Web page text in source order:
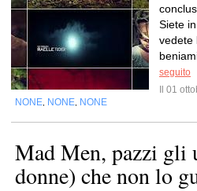
Siete
vedete
seguito
Il 01
NONE NONE NONE
Mad Men, pazzi gli
donne) che non lo